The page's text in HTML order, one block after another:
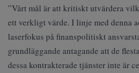
”Vårt mål är att kritiskt utvärdera
ett verkligt värde. I linje med denna
laserfokus på finanspolitiskt
grundläggande antagande att de
dessa kontrakterade tjänster inte är